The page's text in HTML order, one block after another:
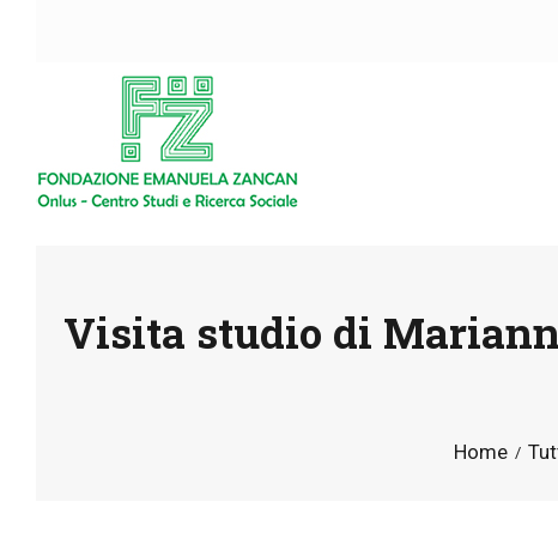
Visita studio di
Home